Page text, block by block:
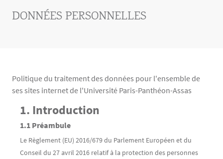
DONNÉES PERSONNELLES
Politique du traitement des données pour l'ensemble de
ses sites internet de l'Université Paris-Panthéon-Assas
1. Introduction
1.1 Préambule
Le Règlement (EU) 2016/679 du Parlement Européen et du
Conseil du 27 avril 2016 relatif à la protection des personnes